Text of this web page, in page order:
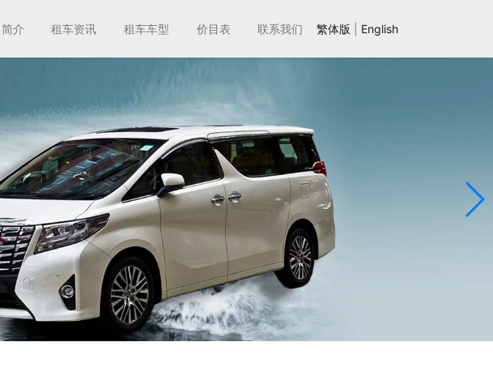
介 租车资讯 租车车型 价目表 联系我们 繁体版 English